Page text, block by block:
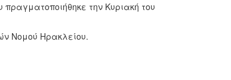
πραγματοποιήθηκε την Κυριακή του
Νομού Ηρακλείου.